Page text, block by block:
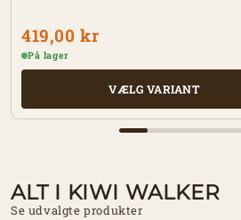
419,00 kr
På lager
VÆLG VARIANT
ALT I KIWI WALKER
Se udvalgte produkter